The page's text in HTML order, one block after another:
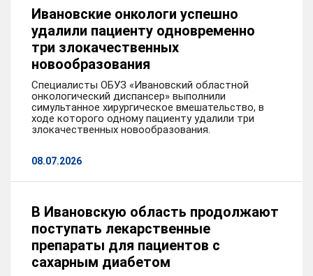
Ивановские онкологи успешно
удалили пациенту одновременно
три злокачественных
новообразования
Специалисты ОБУЗ «Ивановский областной
онкологический диспансер» выполнили
симультанное хирургическое вмешательство, в
ходе которого одному пациенту удалили три
злокачественных новообразования.
08.07.2026
В Ивановскую область продолжают
поступать лекарственные
препараты для пациентов с
сахарным диабетом